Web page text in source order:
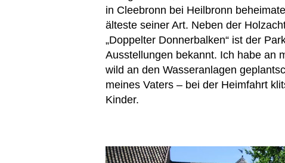
in Cleebronn bei Heilbronn
älteste seiner Art. Neben der
„Doppelter Donnerbalken“ ist der
Ausstellungen bekannt. Ich habe an
wild an den Wasseranlagen
meines Vaters – bei der Heimfahrt
Kinder.